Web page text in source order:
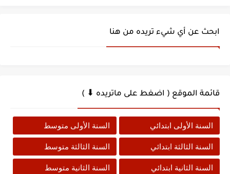
ابحث عن أي شيء تريده من هنا
قائمة الموقع ( اضغط على ماتريده ⬇ )
السنة الأولى ابتدائي السنة الأولى متوسط
السنة الثالثة ابتدائي السنة الثالثة متوسط
السنة الثانية ابتدائي السنة الثانية متوسط